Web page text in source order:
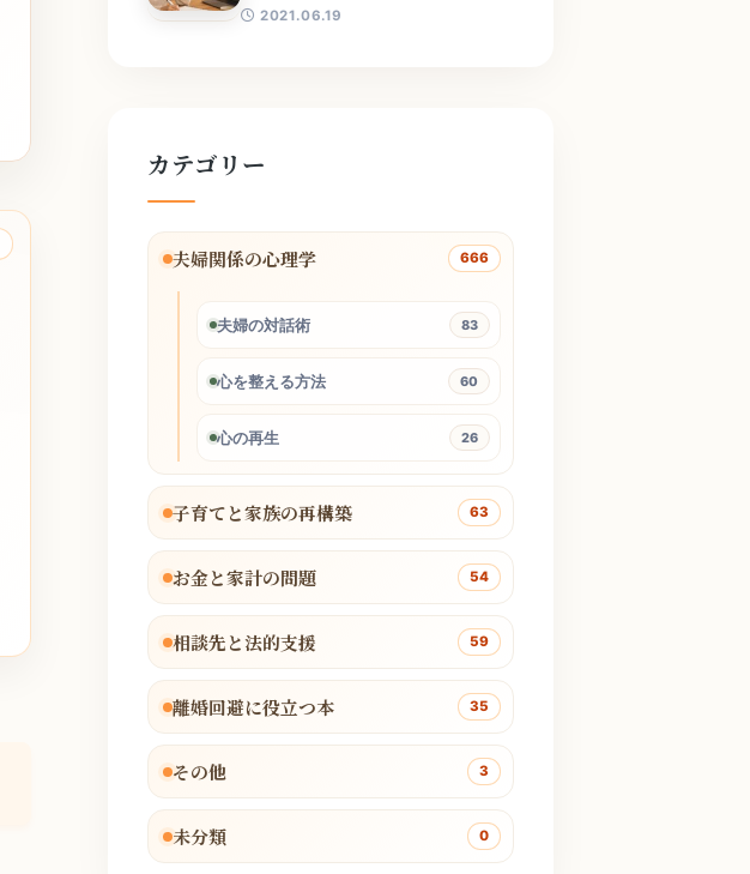
2021.06.19
カテゴリー
夫婦関係の心理学 666
夫婦の対話術 83
心を整える方法 60
心の再生 26
子育てと家族の再構築 63
お金と家計の問題 54
相談先と法的支援 59
離婚回避に役立つ本 35
その他 3
未分類 0